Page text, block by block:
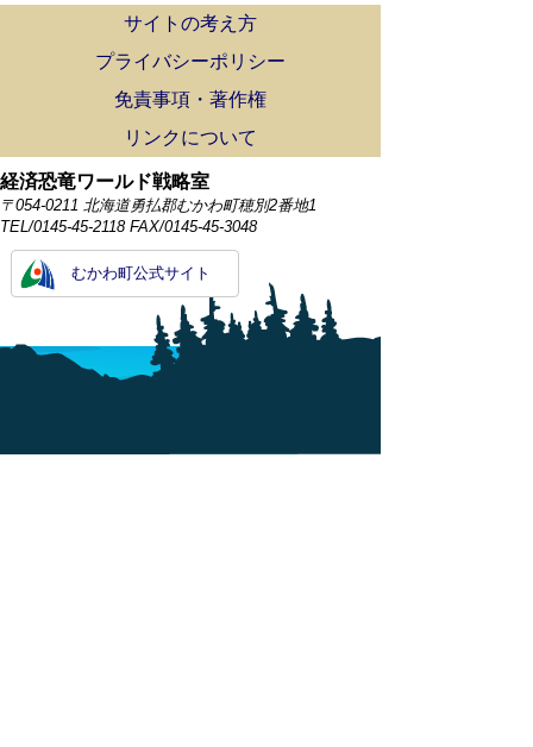
サイトの考え方
プライバシーポリシー
免責事項・著作権
リンクについて
経済恐竜ワールド戦略室
〒054-0211 北海道勇払郡むかわ町穂別2番地1
TEL/0145-45-2118 FAX/0145-45-3048
むかわ町公式サイト